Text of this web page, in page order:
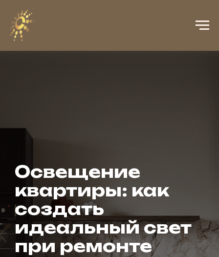
Освещение
квартиры: как
создать
идеальный свет
при ремонте